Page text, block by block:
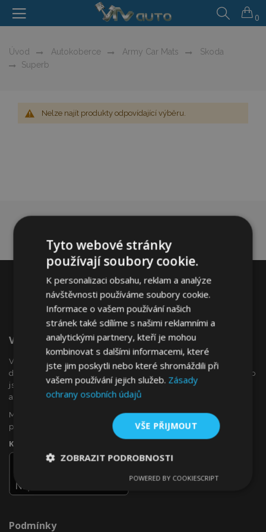
0
Úvod Autokoberce Army Car Mats
Skoda
Superb
Nelze najít produkty odpovídající výběru.
Vítejte Na VTVauto.cz
VTVauto je maloobchodním prodejcem a velkoobchodním
dodavatelem autopříslušenství a autodoplňků v Evropě, jako
jsou např .: ozdobné kryty kol (poklice), okenní deflektory,
autopotahy, autorohože, chromové kryty a rámy, ...
Máte zájem o dropshipping, nebo se chcete stát naším
partnerem?
Kontaktujte nás ještě dnes!
Podmínky
Tyto webové stránky
používají soubory cookie.
K personalizaci obsahu, reklam a analýze
návštěvnosti používáme soubory cookie.
Informace o vašem používání našich
stránek také sdílíme s našimi reklamními a
analytickými partnery, kteří je mohou
kombinovat s dalšími informacemi, které
jste jim poskytli nebo které shromáždili při
vašem používání jejich služeb. Zásady
ochrany osobních údajů
VŠE PŘIJMOUT
ZOBRAZIT PODROBNOSTI
nutné
Výkonové
soubory
Soubory
POWERED BY COOKIESCRIPT